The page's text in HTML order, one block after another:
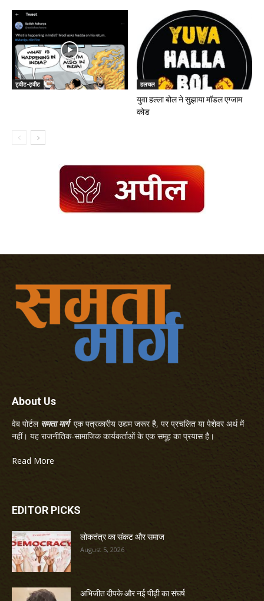
ट्वीट-ट्वीट हलचल
युवा हल्ला बोल ने सुझाया मॉडल एग्जाम
कोड
About Us
वेब पोर्टल समता मार्गएक पत्रकारीय उद्यम जरूर है, पर प्रचलित या पेशेवर अर्थ में
नहीं। यह राजनीतिक-सामाजिक कार्यकर्ताओं के एक समूह का प्रयास है।
Read More
EDITOR PICKS
लोकतंत्र का संकट और समाज
August 5, 2026
अभिजीत दीपके और नई पीढ़ी का संघर्ष